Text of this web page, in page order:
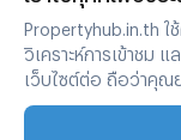
Propertyhub.in.th
วิเคราะห์การเข้าชม แ
เว็บไซต์ต่อ ถือว่าคุณ